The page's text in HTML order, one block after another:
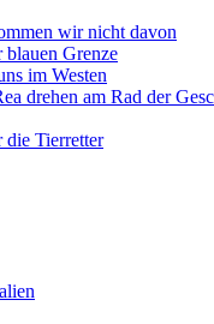
wir nicht davon
blauen Grenze
im Westen
drehen am Rad der
Tierretter